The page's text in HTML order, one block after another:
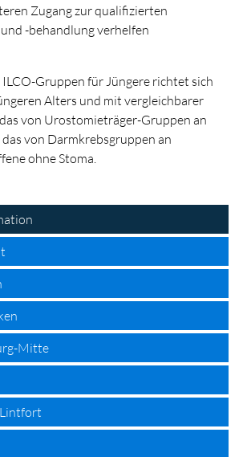
Zugang zur qualifizierten
-behandlung verhelfen
Gruppen für Jüngere richtet sich
Alters und mit vergleichbarer
von Urostomieträger-Gruppen an
von Darmkrebsgruppen an
ohne Stoma.
Mitte
search